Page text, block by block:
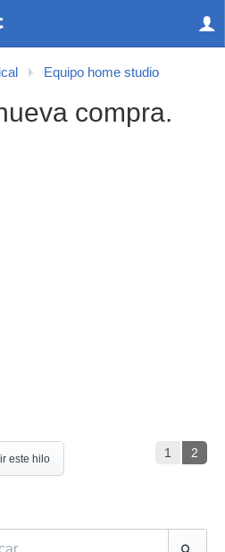
Equipo home studio
compra.
1 2
este hilo